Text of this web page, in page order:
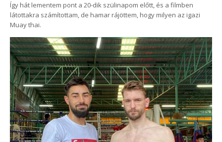
Így hát lementem pont a 20-dik szülinapom előtt, és a filmben
látottakra számítottam, de hamar rájöttem, hogy milyen az igazi
Muay thai.